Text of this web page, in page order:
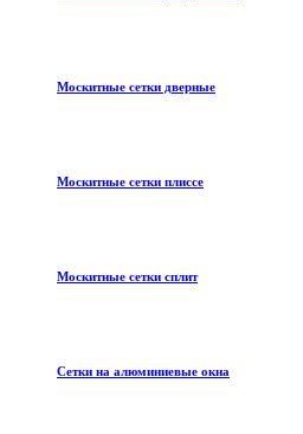
Москитные сетки дверные
Москитные сетки плиссе
Москитные сетки сплит
Сетки на алюминиевые окна